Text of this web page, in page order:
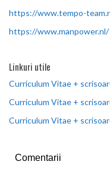
https://www.tempo-
https://www.manpower.nl/
Linkuri utile
Curriculum Vitae +
Curriculum Vitae +
Curriculum Vitae +
Comentarii